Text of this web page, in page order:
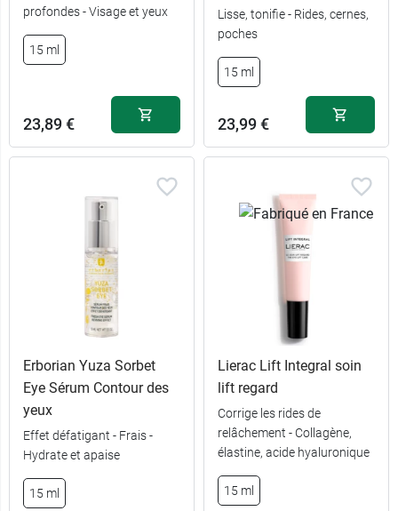
profondes - Visage et yeux
15 ml
23,89 €
Lisse, tonifie - Rides, cernes,
poches
15 ml
23,99 €
Erborian Yuza Sorbet
Eye Sérum Contour des
yeux
Effet défatigant - Frais -
Hydrate et apaise
15 ml
Lierac Lift Integral soin
lift regard
Corrige les rides de
relâchement - Collagène,
élastine, acide hyaluronique
15 ml